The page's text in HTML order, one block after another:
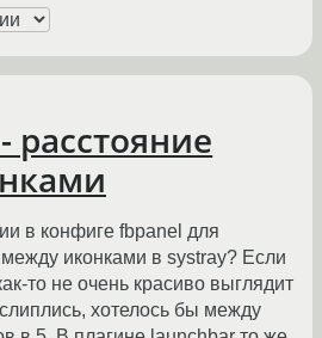
расстояние
в конфиге fbpanel для
иконками в systray? Если
то не очень красиво выглядит
хотелось бы между